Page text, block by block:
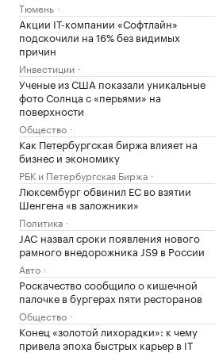
Тюмень
Акции IT-компании «Софтлайн»
подскочили на 16% без видимых
причин
Инвестиции
Ученые из США показали уникальные
фото Солнца с «перьями» на
поверхности
Общество
Как Петербургская биржа влияет на
бизнес и экономику
РБК и Петербургская Биржа
Люксембург обвинил ЕС во взятии
Шенгена «в заложники»
Политика
JAC назвал сроки появления нового
рамного внедорожника JS9 в России
Авто
Роскачество сообщило о кишечной
палочке в бургерах пяти ресторанов
Общество
Конец «золотой лихорадки»: к чему
привела эпоха быстрых карьер в IT